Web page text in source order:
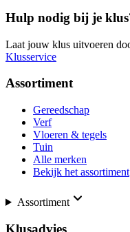
Hulp nodig bij je
Laat jouw klus uitvoeren
Klusservice
Assortiment
Gereedschap
Verf
Vloeren & tegels
Tuin
Alle merken
Bekijk het assortiment
Assortiment
Klusadvies